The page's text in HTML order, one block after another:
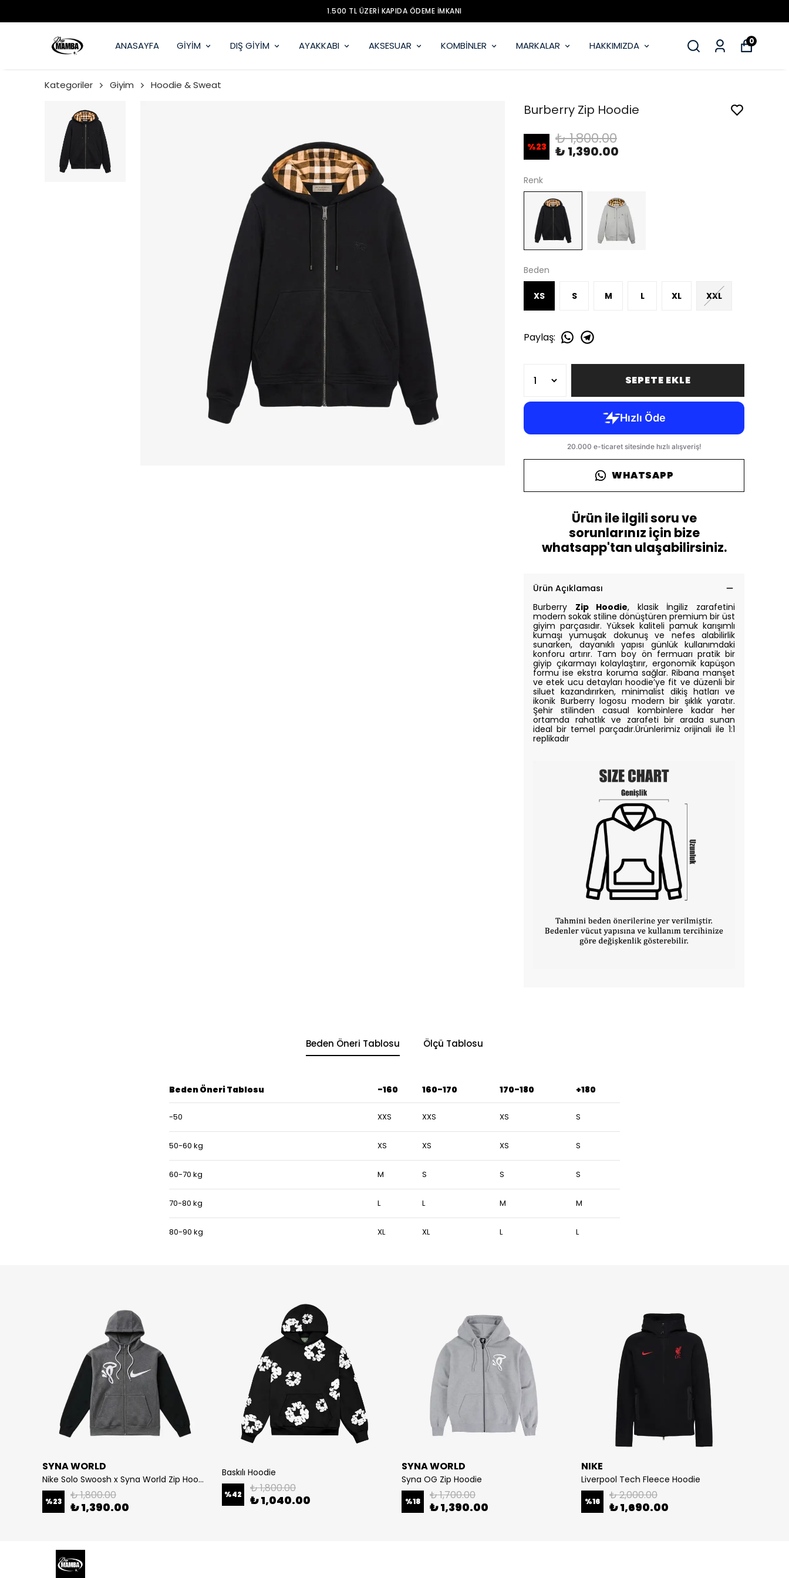
MOBİL UYGULAMAMIZ YAYINDA
ANASAYFA GİYİM DIŞ GİYİM AYAKKABI AKSESUAR KOMBİNLER MARKALAR HAKKIMIZDA 0
Kategoriler Giyim Hoodie & Sweat
Burberry Zip Hoodie
%23 ₺ 1,800.00
₺ 1,390.00
Renk
Beden
XS S M L XL XXL
Paylaş:
SEPETE EKLE
WHATSAPP
Ürün ile ilgili soru ve
sorunlarınız için bize
whatsapp'tan ulaşabilirsiniz.
Ürün Açıklaması
Burberry Zip Hoodie, klasik İngiliz zarafetini
modern sokak stiline dönüştüren premium bir üst
giyim parçasıdır. Yüksek kaliteli pamuk karışımlı
kumaşı yumuşak dokunuş ve nefes alabilirlik
sunarken, dayanıklı yapısı günlük kullanımdaki
konforu artırır. Tam boy ön fermuarı pratik bir
giyip çıkarmayı kolaylaştırır, ergonomik kapüşon
formu ise ekstra koruma sağlar. Ribana manşet
ve etek ucu detayları hoodie’ye fit ve düzenli bir
siluet kazandırırken, minimalist dikiş hatları ve
ikonik Burberry logosu modern bir şıklık yaratır.
Şehir stilinden casual kombinlere kadar her
ortamda rahatlık ve zarafeti bir arada sunan
ideal bir temel parçadır.Ürünlerimiz orijinali ile 1:1
replikadır
Beden Öneri Tablosu Ölçü Tablosu
Beden Öneri Tablosu -160 160-170 170-180 +180
-50 XXS XXS XS S
50-60 kg XS XS XS S
60-70 kg M S S S
70-80 kg L L M M
80-90 kg XL XL L L
SYNA WORLD
Nike Solo Swoosh x Syna World Zip Hoodie
%23 ₺ 1,800.00
₺ 1,390.00
Baskılı Hoodie
%42 ₺ 1,800.00
₺ 1,040.00
SYNA WORLD
Syna OG Zip Hoodie
%18 ₺ 1,700.00
₺ 1,390.00
NIKE
Liverpool Tech Fleece Hoodie
%16 ₺ 2,000.00
₺ 1,690.00